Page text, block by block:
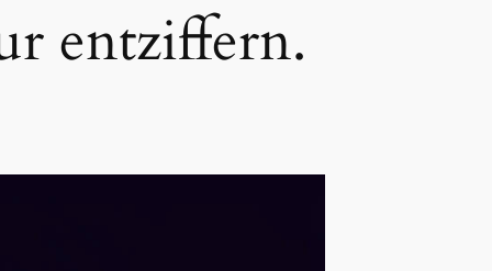
entziffern.